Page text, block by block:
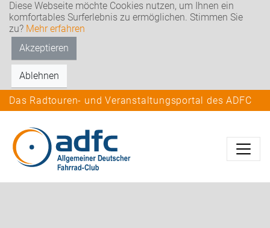
Diese Webseite möchte Cookies nutzen, um Ihnen ein
komfortables Surferlebnis zu ermöglichen. Stimmen Sie
zu? Mehr erfahren
Akzeptieren
Ablehnen
Das Radtouren- und Veranstaltungsportal des ADFC